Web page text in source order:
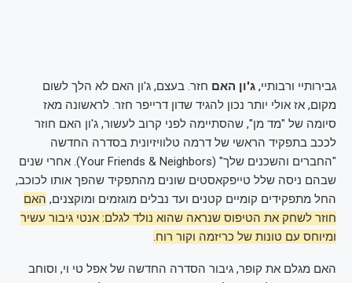
גבירותיי ורבותיי, ג'ון האם חזר. בעצם, ג'ון האם לא הלך לשום
מקום, אז אולי יותר נכון להגיד שדון דרייפר חזר. לראשונה מאז
סיומה של "מד מן", שהסתיימה לפני קרוב לעשור, ג'ון האם חוזר
לככב בתפקיד הראשי של דרמה טלוויזיונית בסדרה החדשה
"החברים והשכנים שלך" (Your Friends & Neighbors). אחרי שנים
שבהם ניסה שלל טייפקאסטים שונים מהתפקיד שהפך אותו לכוכב,
החל מתפקידים קומיים קטנים ועד נבלים מוגזמים ומוקצנים, האם
חוזר לשחק את הטיפוס שנראה שהוא נולד לגלם: אנטי גיבור עשיר
ומיוחס עם טונות של כריזמה וקור רוח.
האם מגלם את קופר, גיבור הסדרה החדשה של אפל טי וי, וסוחב